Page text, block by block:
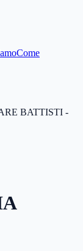
Come
BATTISTI -